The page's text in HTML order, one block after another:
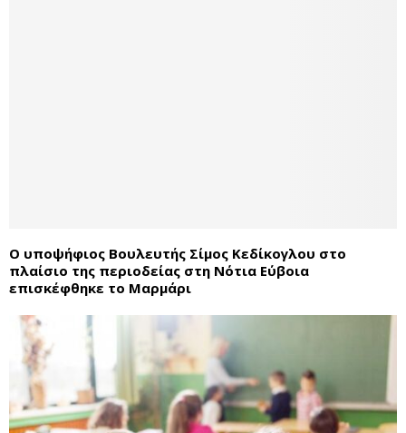
Ο υποψήφιος Βουλευτής Σίμος Κεδίκογλου στο
πλαίσιο της περιοδείας στη Νότια Εύβοια
επισκέφθηκε το Μαρμάρι